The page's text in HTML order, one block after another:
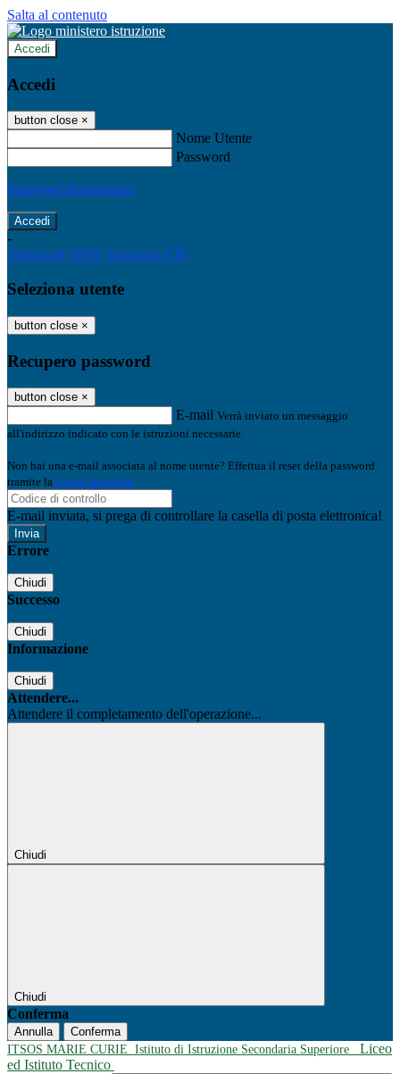
Salta al contenuto
Accedi
Accedi
button close ×
Nome Utente
Password
Password dimenticata?
-
Entra con SPID Entra con CIE
Seleziona utente
button close ×
Recupero password
button close ×
E-mail Verrà inviato un messaggio
all'indirizzo indicato con le istruzioni necessarie.
Non hai una e-mail associata al nome utente? Effettua il reset della password
tramite la Login Spaggiari
E-mail inviata, si prega di controllare la casella di posta elettronica!
Errore
Chiudi
Successo
Chiudi
Informazione
Chiudi
Attendere...
Attendere il completamento dell'operazione...
Chiudi
Chiudi
Conferma
Annulla
Conferma
ITSOS MARIE CURIE Istituto di Istruzione Secondaria Superiore
Liceo
ed Istituto Tecnico